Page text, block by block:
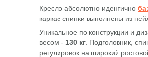
Кресло абсолютно идентично
каркас спинки выполнены из
Уникальное по конструкции и
весом - 130 кг . Подголовник,
регулировок на широкий